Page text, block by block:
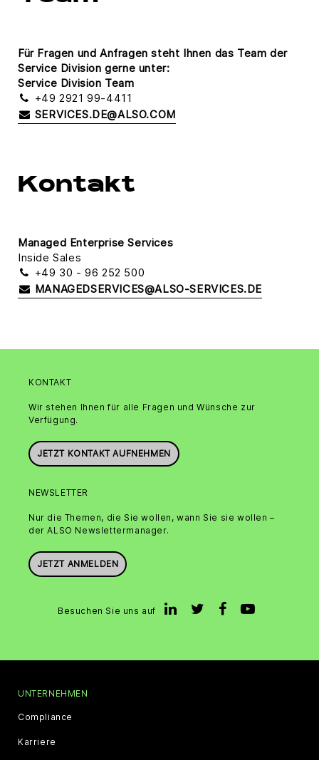
Für Fragen und Anfragen steht Ihnen das Team der
Service Division gerne unter:
Service Division Team
+49 2921 99-4411
SERVICES.DE@ALSO.COM
Kontakt
Managed Enterprise Services
Inside Sales
+49 30 - 96 252 500
MANAGEDSERVICES@ALSO-SERVICES.DE
KONTAKT
Wir stehen Ihnen für alle Fragen und Wünsche zur
Verfügung.
JETZT KONTAKT AUFNEHMEN
NEWSLETTER
Nur die Themen, die Sie wollen, wann Sie sie wollen –
der ALSO Newslettermanager.
JETZT ANMELDEN
Besuchen Sie uns auf
UNTERNEHMEN
Compliance
Karriere